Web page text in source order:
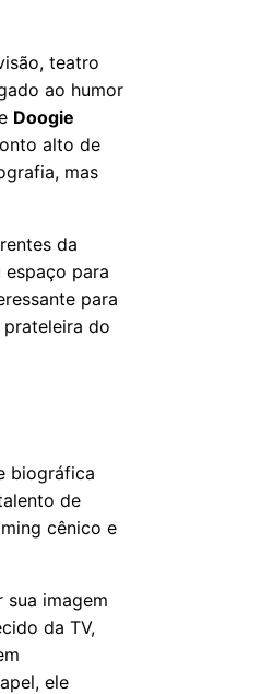
teatro
ao humor
Doogie
alto de
mas
da
para
para
do
biográfica
de
cênico e
imagem
da TV,
ele